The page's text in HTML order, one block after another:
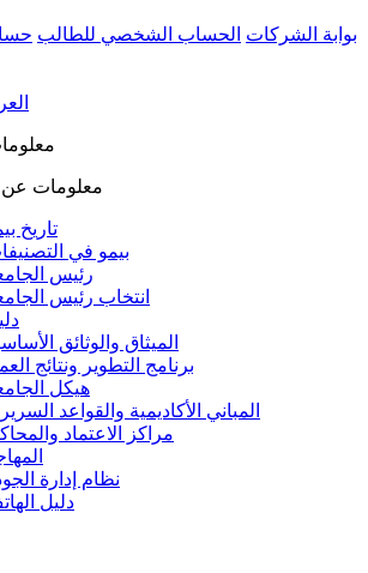
بوابة الشركات الحساب الشخصي للطالب
معلومات عن
تاريخ
بيمو في
رئيس
انتخاب رئيس
الميثاق والوثائق
برنامج التطوير ونتائج
هيكل
المباني الأكاديمية والقواعد
مراكز الاعتماد
نظام إدارة
دليل